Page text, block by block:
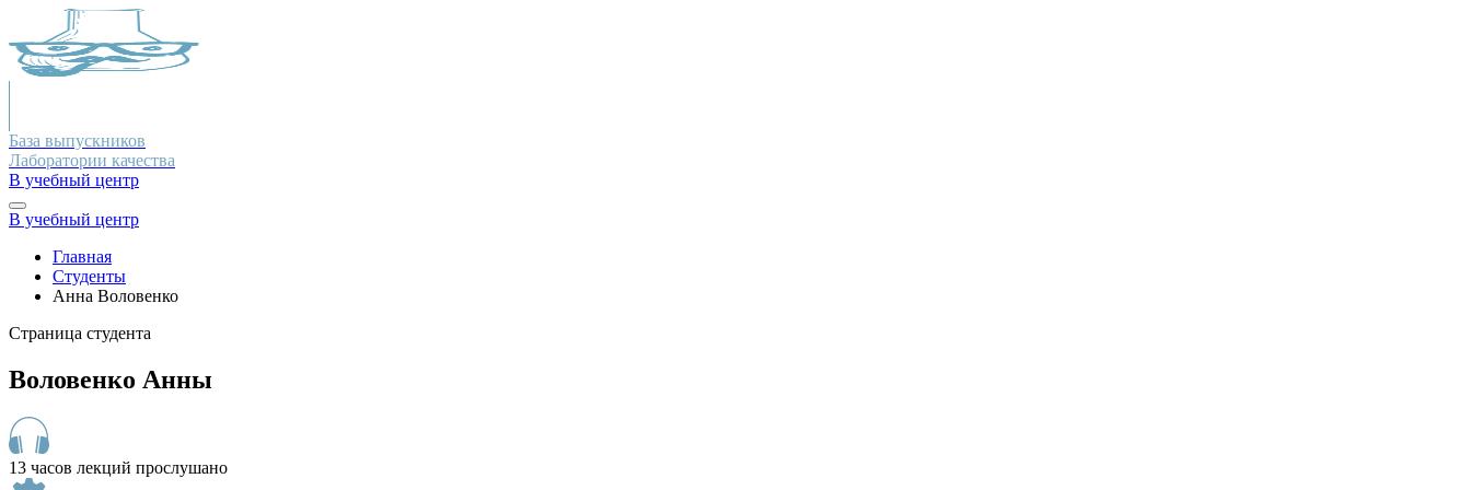
База выпускников
Лаборатории качества
В учебный центр
В учебный центр
Главная
Студенты
Анна Воловенко
Страница студента
Воловенко Анны
13 часов лекций прослушано